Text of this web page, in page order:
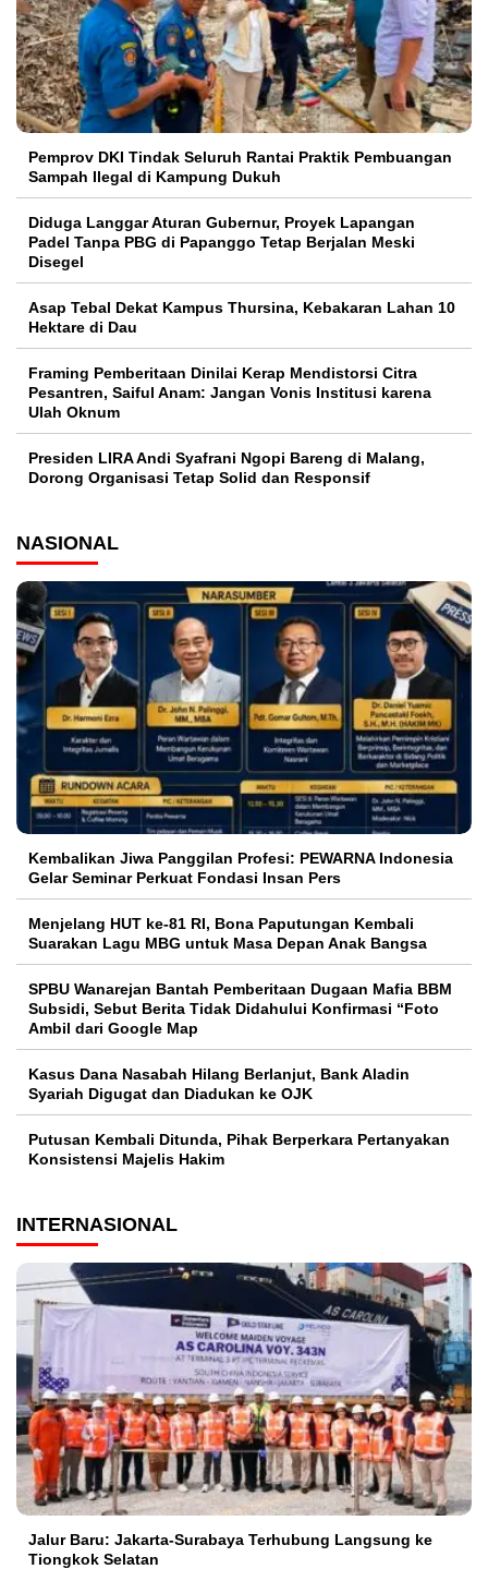
Pemprov DKI Tindak Seluruh Rantai Praktik Pembuangan
Sampah Ilegal di Kampung Dukuh
Diduga Langgar Aturan Gubernur, Proyek Lapangan
Padel Tanpa PBG di Papanggo Tetap Berjalan Meski
Disegel
Asap Tebal Dekat Kampus Thursina, Kebakaran Lahan 10
Hektare di Dau
Framing Pemberitaan Dinilai Kerap Mendistorsi Citra
Pesantren, Saiful Anam: Jangan Vonis Institusi karena
Ulah Oknum
Presiden LIRA Andi Syafrani Ngopi Bareng di Malang,
Dorong Organisasi Tetap Solid dan Responsif
NASIONAL
Kembalikan Jiwa Panggilan Profesi: PEWARNA Indonesia
Gelar Seminar Perkuat Fondasi Insan Pers
Menjelang HUT ke-81 RI, Bona Paputungan Kembali
Suarakan Lagu MBG untuk Masa Depan Anak Bangsa
SPBU Wanarejan Bantah Pemberitaan Dugaan Mafia BBM
Subsidi, Sebut Berita Tidak Didahului Konfirmasi “Foto
Ambil dari Google Map
Kasus Dana Nasabah Hilang Berlanjut, Bank Aladin
Syariah Digugat dan Diadukan ke OJK
Putusan Kembali Ditunda, Pihak Berperkara Pertanyakan
Konsistensi Majelis Hakim
INTERNASIONAL
Jalur Baru: Jakarta-Surabaya Terhubung Langsung ke
Tiongkok Selatan